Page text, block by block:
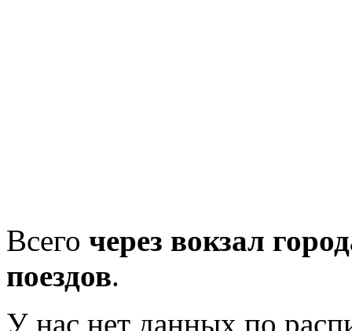
Всего через вокзал
поездов.
У нас нет данных по